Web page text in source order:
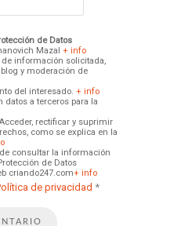
de Datos
Mazal + info
de información solicitada,
y moderación de
del interesado. + info
datos a terceros para la
rectificar y suprimir
como se explica en la
consultar la información
de Datos
criando247.com+ info
de privacidad *